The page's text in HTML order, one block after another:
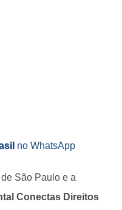
no WhatsApp
São Paulo e a
Conectas Direitos